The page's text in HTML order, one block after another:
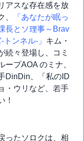
アスな存在感を放
、
「あなたが眠っ
長とソ理事～Brav
トンネル-」 キム・
続々登場し、コミ
プAOA のミナ、
DinDin、「私のID
・ウリなど、若手
！
ったソロクは、相